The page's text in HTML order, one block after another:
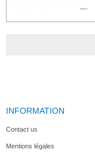
INFORMATION
Contact us
Mentions légales